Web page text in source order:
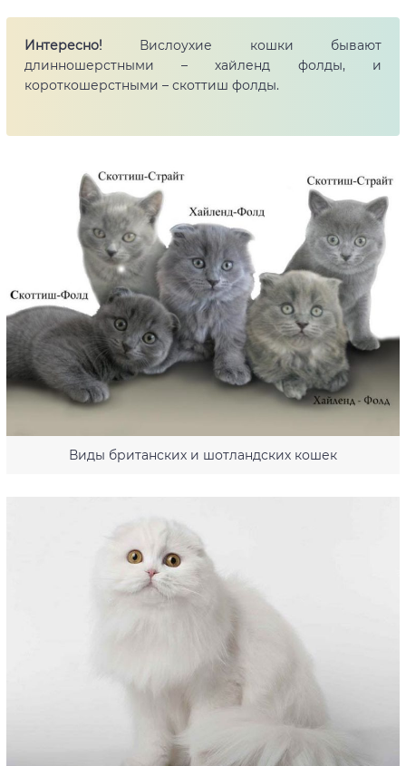
Интересно! Вислоухие кошки бывают
длинношерстными – хайленд фолды, и
короткошерстными – скоттиш фолды.
Виды британских и шотландских кошек